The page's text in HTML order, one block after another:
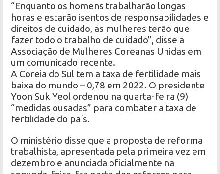
“Enquanto os homens trabalharão longas
horas e estarão isentos de responsabilidades e
direitos de cuidado, as mulheres terão que
fazer todo o trabalho de cuidado”, disse a
Associação de Mulheres Coreanas Unidas em
um comunicado recente.
A Coreia do Sul tem a taxa de fertilidade mais
baixa do mundo – 0,78 em 2022. O presidente
Yoon Suk Yeol ordenou na quarta-feira (9)
“medidas ousadas” para combater a taxa de
fertilidade do país.
O ministério disse que a proposta de reforma
trabalhista, apresentada pela primeira vez em
dezembro e anunciada oficialmente na